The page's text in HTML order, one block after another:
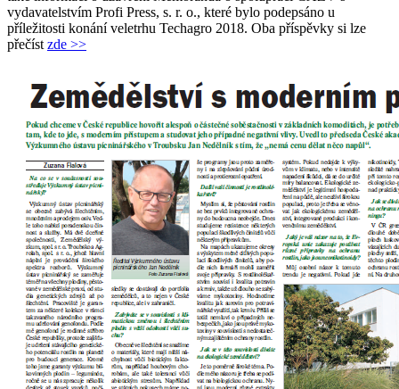
vydavatelstvím Profi Press, s. r. o., které bylo podepsáno u
příležitosti konání veletrhu Techagro 2018. Oba příspěvky si lze
přečíst zde >>